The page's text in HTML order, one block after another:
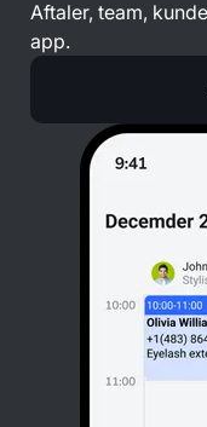
Aftaler, team,
app.